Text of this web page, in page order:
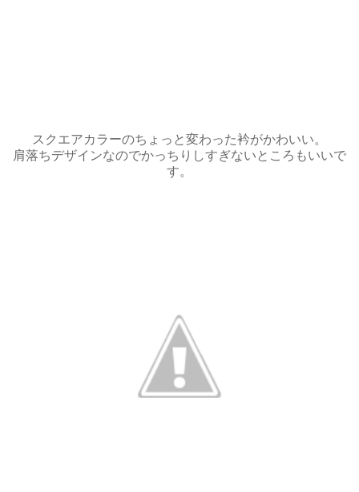
スクエアカラーのちょっと変わった衿がかわいい。
肩落ちデザインなのでかっちりしすぎないところもいいで
す。